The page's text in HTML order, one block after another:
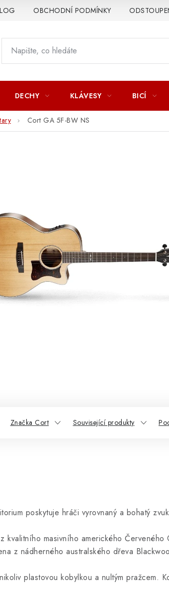
OBCHODNÍ PODMÍNKY
DECHY KLÁVESY BICÍ
Cort GA 5F-BW NS
Značka Cort Související produkty
poskytuje hráči vyrovnaný a bohatý
kvalitního masivního amerického
z nádherného australského dřeva
plastovou kobylkou a nultým